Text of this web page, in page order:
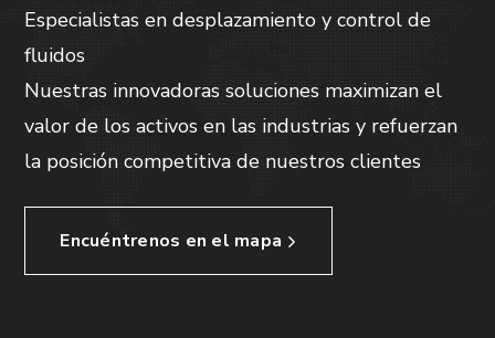
Especialistas en desplazamiento y control de
fluidos
Nuestras innovadoras soluciones maximizan el
valor de los activos en las industrias y refuerzan
la posición competitiva de nuestros clientes
Encuéntrenos en el mapa